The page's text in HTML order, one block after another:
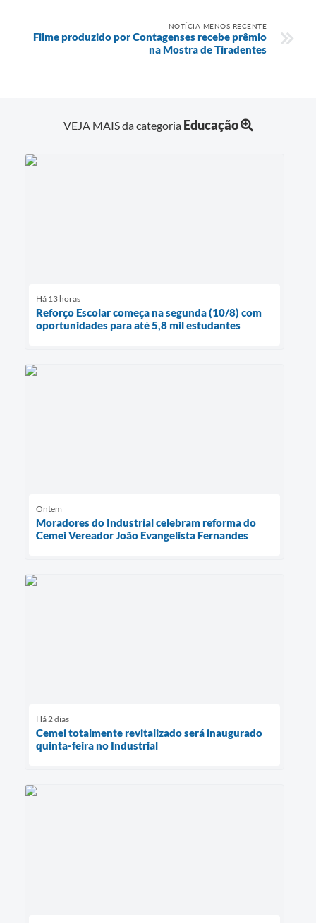
NOTÍCIA MENOS RECENTE
Filme produzido por Contagenses recebe prêmio
na Mostra de Tiradentes
VEJA MAIS da categoria Educação
Há 13 horas
Reforço Escolar começa na segunda (10/8) com
oportunidades para até 5,8 mil estudantes
Ontem
Moradores do Industrial celebram reforma do
Cemei Vereador João Evangelista Fernandes
Há 2 dias
Cemei totalmente revitalizado será inaugurado
quinta-feira no Industrial